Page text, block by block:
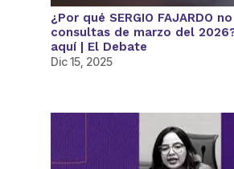
¿Por qué SERGIO FAJARDO
consultas de marzo del
aquí | El Debate
Dic 15, 2025